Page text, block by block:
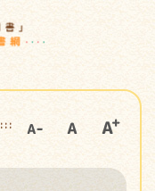
:::